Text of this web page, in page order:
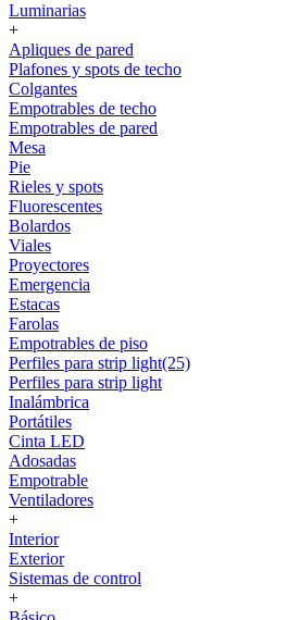
Luminarias
+
Apliques de pared
Plafones y spots de techo
Colgantes
Empotrables de techo
Empotrables de pared
Mesa
Pie
Rieles y spots
Fluorescentes
Bolardos
Viales
Proyectores
Emergencia
Estacas
Farolas
Empotrables de piso
Perfiles para strip light(25)
Perfiles para strip light
Inalámbrica
Portátiles
Cinta LED
Adosadas
Empotrable
Ventiladores
+
Interior
Exterior
Sistemas de control
+